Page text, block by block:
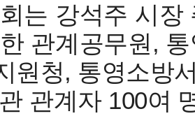
는 강석주 시
관계공무원 ,
원청, 통영소방
관계자 100여